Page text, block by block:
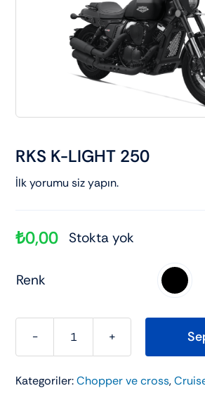
Elektrikli araçlar
Scooter motorlar
Chopper ve cross
Touring ve naked
RKS K-LIGHT 250
İlk yorumu siz yapın.
₺0,00 Stokta yok
Renk
RKS
LIGHT
Kategoriler:Chopper ve cross,